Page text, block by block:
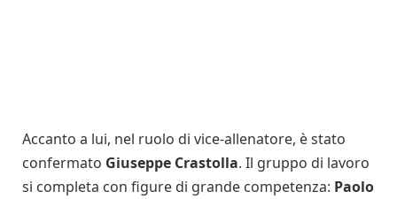
Accanto a lui, nel ruolo di vice-allenatore, è stato
confermato Giuseppe Crastolla. Il gruppo di lavoro
si completa con figure di grande competenza: Paolo